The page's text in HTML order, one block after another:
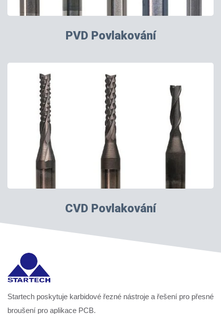
PVD Povlakování
CVD Povlakování
Startech poskytuje karbidové řezné nástroje a řešení pro přesné
broušení pro aplikace PCB.